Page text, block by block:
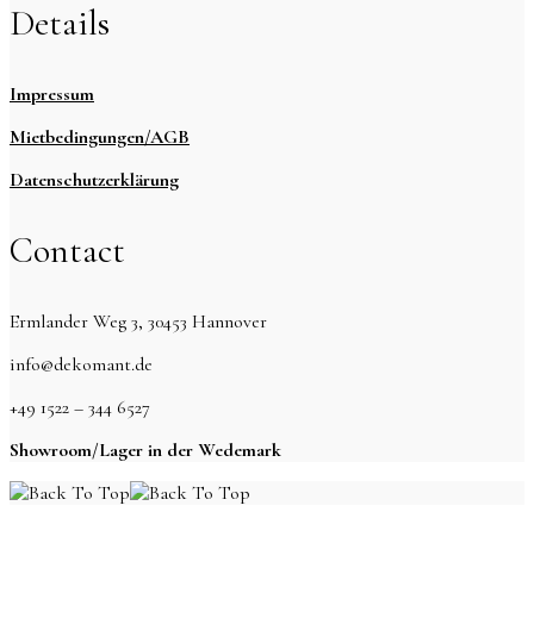
Details
Impressum
Mietbedingungen/AGB
Datenschutzerklärung
Contact
Ermlander Weg 3, 30453 Hannover
info@dekomant.de
+49 1522 – 344 6527
Showroom/Lager in der Wedemark